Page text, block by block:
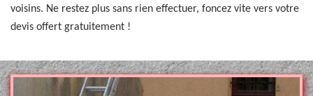
voisins. Ne restez plus sans rien effectuer, foncez vite vers votre
devis offert gratuitement !